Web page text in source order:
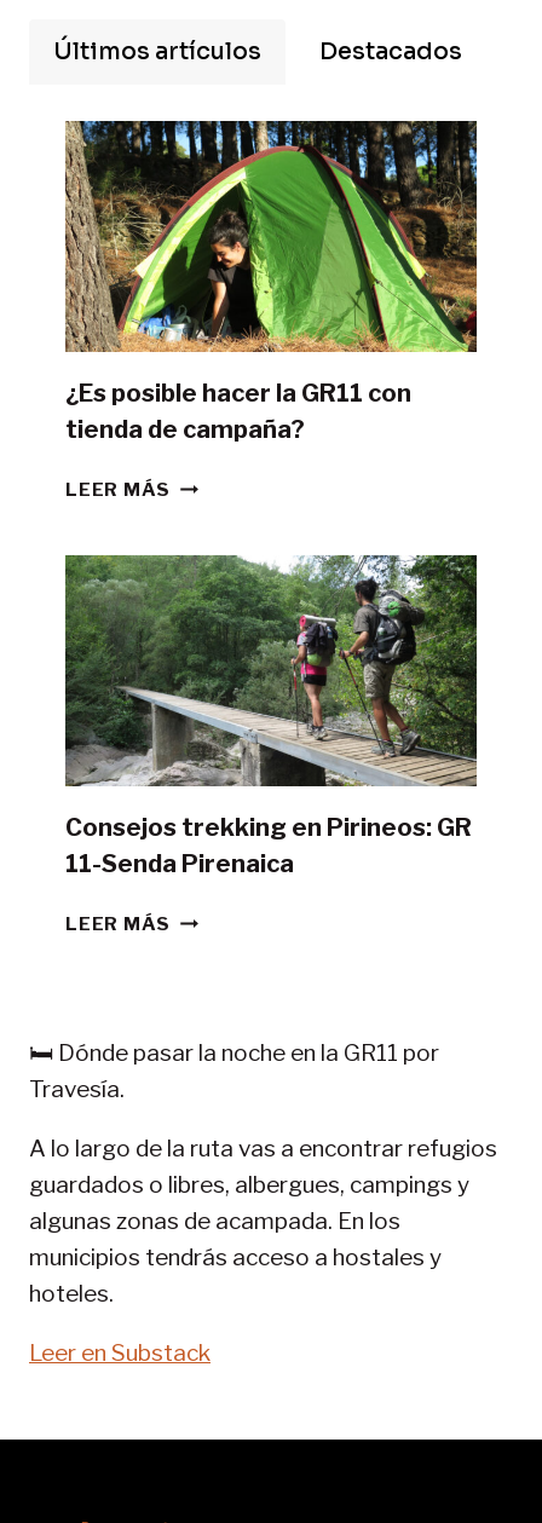
Últimos artículos Destacados
¿Es posible hacer la GR11 con
tienda de campaña?
LEER MÁS ¿ES
LA
GR11
CON
TIENDA
DE
CAMPAÑA?
Consejos trekking en Pirineos: GR
11-Senda Pirenaica
LEER MÁS CONSEJOS
11-
🛏️ Dónde pasar la noche en la GR11 por
Travesía.
A lo largo de la ruta vas a encontrar refugios
guardados o libres, albergues, campings y
algunas zonas de acampada. En los
municipios tendrás acceso a hostales y
hoteles.
Leer en Substack